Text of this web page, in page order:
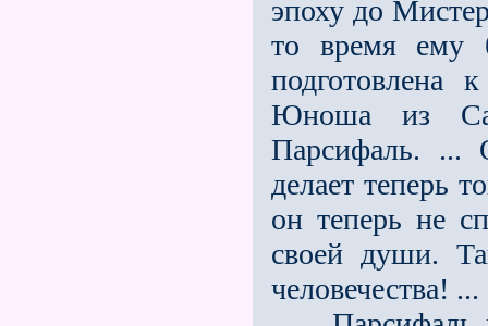
эпоху до
то время ему
подготовлена
Юноша из
Парсифаль. ...
делает теперь
он теперь не
своей души.
человечества! ...